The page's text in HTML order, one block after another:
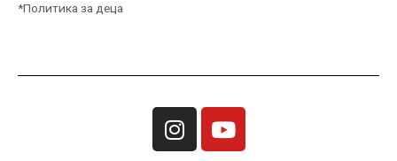
*Политика за деца